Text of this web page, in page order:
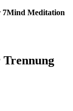
7Mind Meditation
Trennung